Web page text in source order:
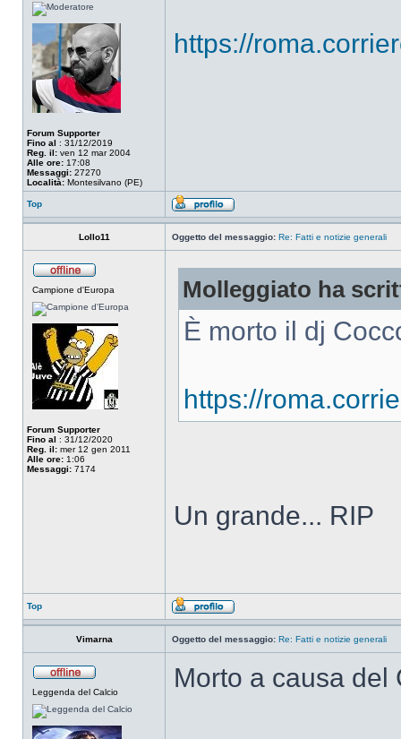
Forum Supporter
Fino al : 31/12/2019
Reg. il: ven 12 mar 2004
Alle ore: 17:08
Messaggi: 27270
Località: Montesilvano (PE)
https://
Top
Lollo11 Oggetto del messaggio: Re: Fatti e notizie generali
Campione d'Europa
Forum Supporter
Fino al : 31/12/2020
Reg. il: mer 12 gen 2011
Alle ore: 1:06
Messaggi: 7174
Molleggiato ha
È morto il dj
https://
Un grande... RIP
Top
Vimarna Oggetto del messaggio: Re: Fatti e notizie generali
Leggenda del Calcio Morto a causa del